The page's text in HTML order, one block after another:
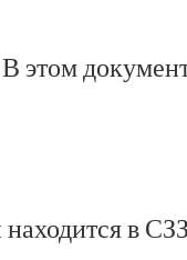
В этом
в